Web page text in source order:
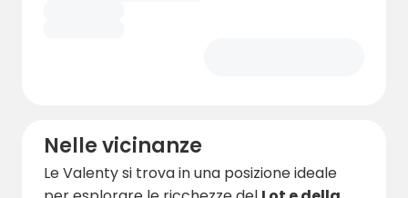
Nelle vicinanze
Le Valenty si trova in una posizione ideale